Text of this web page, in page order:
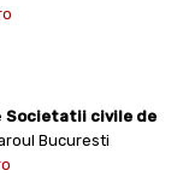
Societatii civile de
Bucuresti